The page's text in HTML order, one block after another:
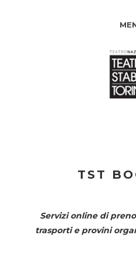
TST
Servizi online di
trasporti e provini